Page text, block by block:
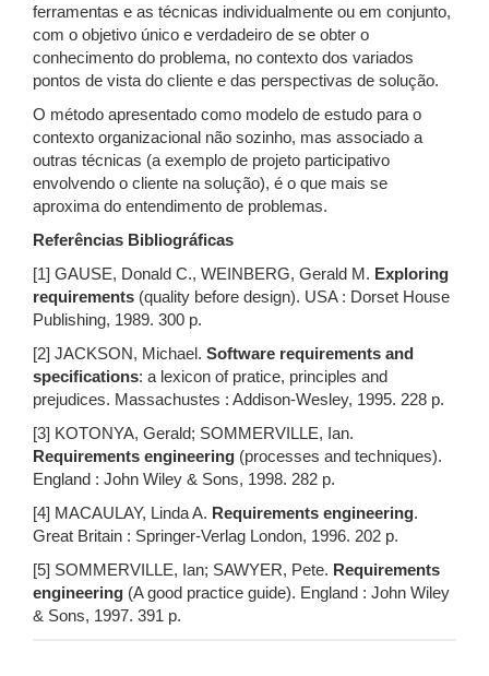
ferramentas e as técnicas individualmente ou em conjunto,
com o objetivo único e verdadeiro de se obter o
conhecimento do problema, no contexto dos variados
pontos de vista do cliente e das perspectivas de solução.
O método apresentado como modelo de estudo para o
contexto organizacional não sozinho, mas associado a
outras técnicas (a exemplo de projeto participativo
envolvendo o cliente na solução), é o que mais se
aproxima do entendimento de problemas.
Referências Bibliográficas
[1] GAUSE, Donald C., WEINBERG, Gerald M. Exploring
requirements (quality before design). USA : Dorset House
Publishing, 1989. 300 p.
[2] JACKSON, Michael. Software requirements and
specifications: a lexicon of pratice, principles and
prejudices. Massachustes : Addison-Wesley, 1995. 228 p.
[3] KOTONYA, Gerald; SOMMERVILLE, Ian.
Requirements engineering (processes and techniques).
England : John Wiley & Sons, 1998. 282 p.
[4] MACAULAY, Linda A. Requirements engineering.
Great Britain : Springer-Verlag London, 1996. 202 p.
[5] SOMMERVILLE, Ian; SAWYER, Pete. Requirements
engineering (A good practice guide). England : John Wiley
& Sons, 1997. 391 p.